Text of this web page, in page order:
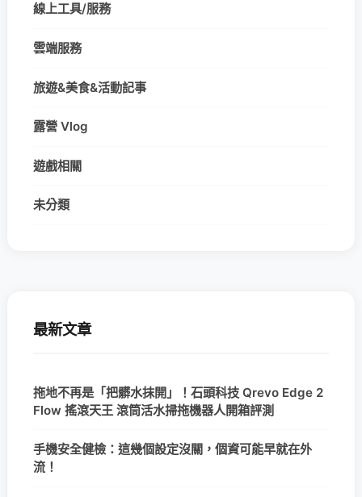
線上工具/服務
雲端服務
旅遊&美食&活動記事
露營 Vlog
遊戲相關
未分類
最新文章
拖地不再是「把髒水抹開」！石頭科技 Qrevo Edge 2
Flow 搖滾天王 滾筒活水掃拖機器人開箱評測
手機安全健檢：這幾個設定沒關，個資可能早就在外
流！